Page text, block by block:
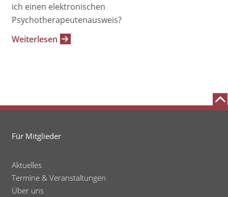
ich einen elektronischen
Psychotherapeutenausweis?
Weiterlesen
Für Mitglieder
Aktuelles
Termine & Veranstaltungen
Über uns